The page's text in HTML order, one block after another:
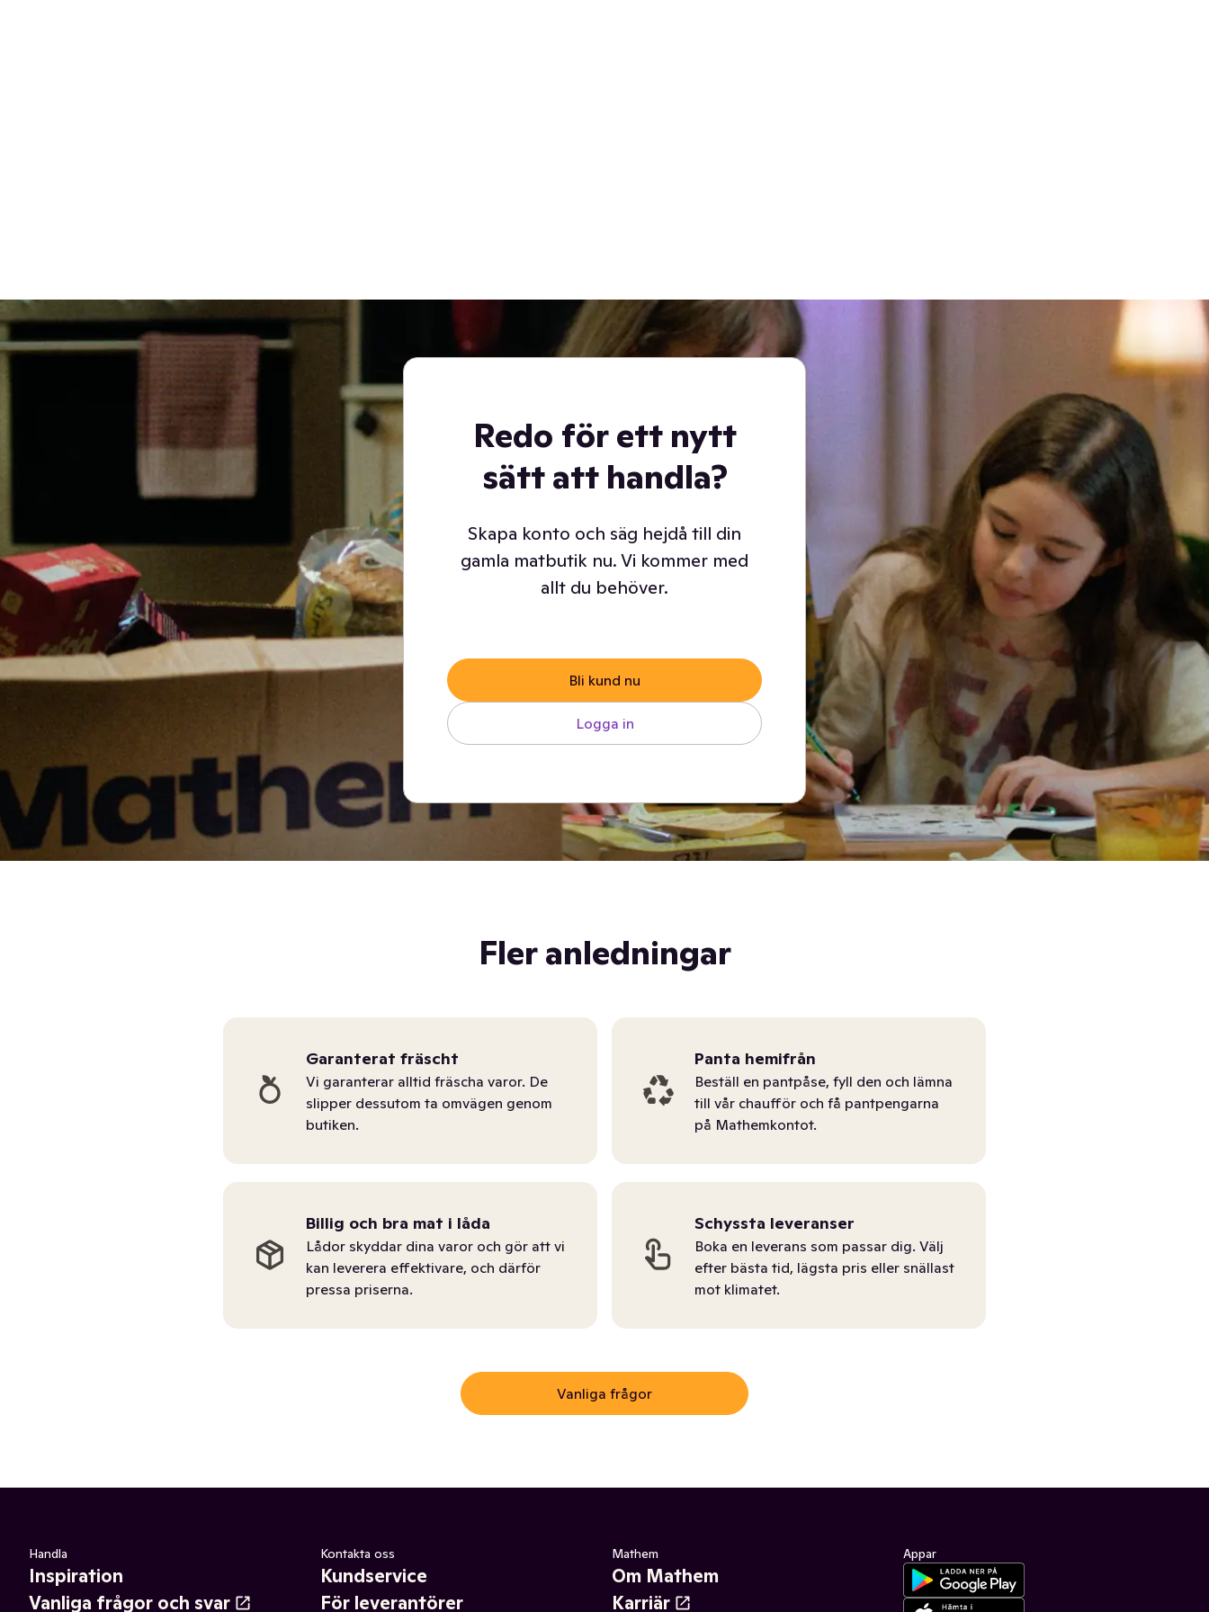
Redo för ett nytt
sätt att handla?
Skapa konto och säg hejdå till din
gamla matbutik nu. Vi kommer med
allt du behöver.
Bli kund nu
Logga in
Fler anledningar
Garanterat fräscht
Vi garanterar alltid fräscha varor. De
slipper dessutom ta omvägen genom
butiken.
Panta hemifrån
Beställ en pantpåse, fyll den och lämna
till vår chaufför och få pantpengarna
på Mathemkontot.
Billig och bra mat i låda
Lådor skyddar dina varor och gör att vi
kan leverera effektivare, och därför
pressa priserna.
Schyssta leveranser
Boka en leverans som passar dig. Välj
efter bästa tid, lägsta pris eller snällast
mot klimatet.
Vanliga frågor
Handla
Inspiration
Vanliga frågor och svar
Kontakta oss
Kundservice
För leverantörer
Mathem
Om Mathem
Karriär
Appar